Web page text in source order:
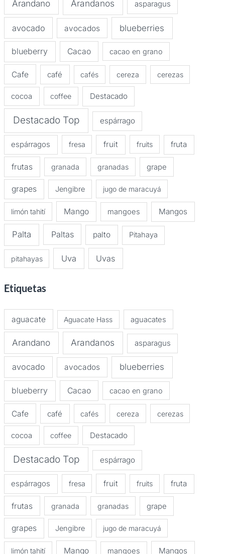
Arandano Arandanos asparagus
avocado avocados blueberries
blueberry Cacao cacao en grano
Cafe café cafés cereza cerezas
cocoa coffee Destacado
Destacado Top espárrago
espárragos fresa fruit fruits fruta
frutas granada granadas grape
grapes Jengibre jugo de maracuyá
limón tahití Mango mangoes Mangos
Palta Paltas palto Pitahaya
pitahayas Uva Uvas
Etiquetas
aguacate Aguacate Hass aguacates
Arandano Arandanos asparagus
avocado avocados blueberries
blueberry Cacao cacao en grano
Cafe café cafés cereza cerezas
cocoa coffee Destacado
Destacado Top espárrago
espárragos fresa fruit fruits fruta
frutas granada granadas grape
grapes Jengibre jugo de maracuyá
limón tahití Mango mangoes Mangos